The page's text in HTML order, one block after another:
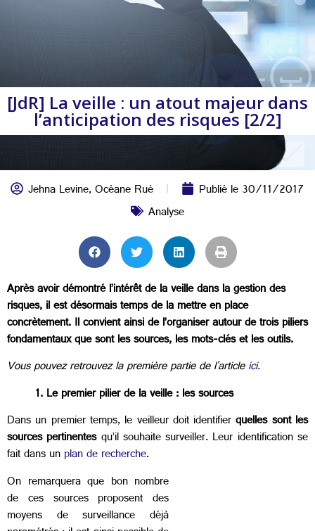
[JdR] La veille : un atout majeur dans
l’anticipation des risques [2/2]
Jehna Levine,Océane Rué Publié le30/11/2017
Analyse
Après avoir démontré l’intérêt de la veille dans la gestion des
risques, il est désormais temps de la mettre en place
concrètement. Il convient ainsi de l’organiser autour de trois piliers
fondamentaux que sont les sources, les mots-clés et les outils.
Vous pouvez retrouvez la première partie de l'articleici.
1. Le premier pilier de la veille : les sources
Dans un premier temps, le veilleur doit identifierquelles sont les
sources pertinentesqu’il souhaite surveiller. Leur identification se
fait dans unplan de recherche.
On remarquera que bon nombre
de ces sources proposent des
moyens de surveillance déjà